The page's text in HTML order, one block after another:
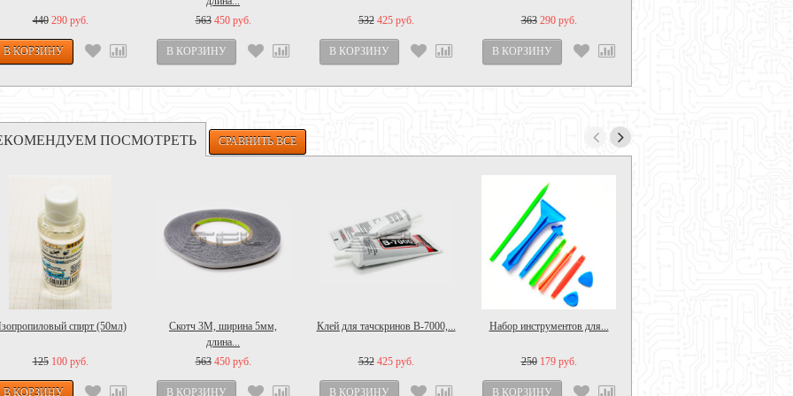
440 290 руб.
563 450 руб. 532 425 руб. 363 290 руб.
ПОСМОТРЕТЬ
спирт (50мл)
125 100 руб.
Скотч 3M, ширина 5мм,
длина...
563 450 руб.
Клей для тачскринов B-7000,...
532 425 руб.
Набор инструментов для...
250 179 руб.